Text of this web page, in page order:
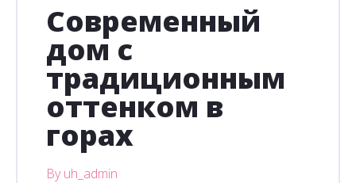
Современный
дом с
традиционным
оттенком в
горах
By uh_admin